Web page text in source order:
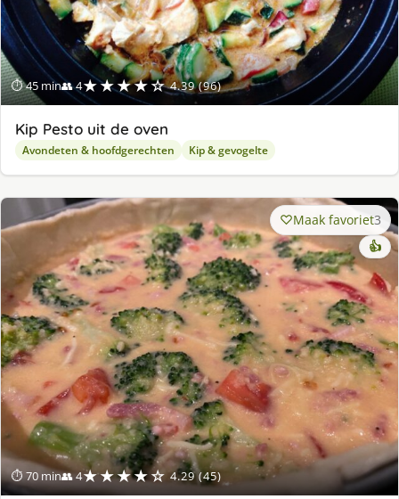
⏱ 45 min👥 4★★★★☆ 4.39 (96)
Kip Pesto uit de oven
Avondeten & hoofdgerechten Kip & gevogelte
⏱ 70 min👥 4★★★★☆ 4.29 (45)
Maak favoriet3
👍